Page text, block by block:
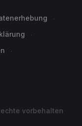
vorbehalten